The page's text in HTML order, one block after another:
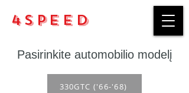
4Speed
Pasirinkite automobilio modelį
330GTC ('66-'68)